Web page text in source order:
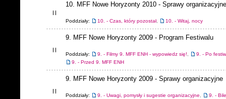
10. MFF Nowe Horyzonty 2010 - Sprawy organizacyjne
Poddziały: 10. - Czas, który pozostał, 10. - Witaj, nocy
9. MFF Nowe Horyzonty 2009 - Program Festiwalu
Poddziały: 9. - Filmy 9. MFF ENH - wypowiedz się!,
9. - Po
9. - Przed 9. MFF ENH
9. MFF Nowe Horyzonty 2009 - Sprawy organizacyjne
Poddziały: 9. - Uwagi, pomysły i sugestie organizacyjne,
9. -